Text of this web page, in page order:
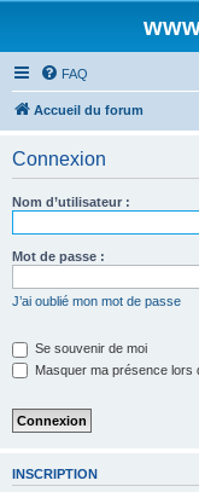
FAQ
Accueil du forum
Connexion
Nom d’utilisateur :
Mot de passe :
J’ai oublié mon mot de passe
Se souvenir de moi
Masquer ma présence lors
INSCRIPTION